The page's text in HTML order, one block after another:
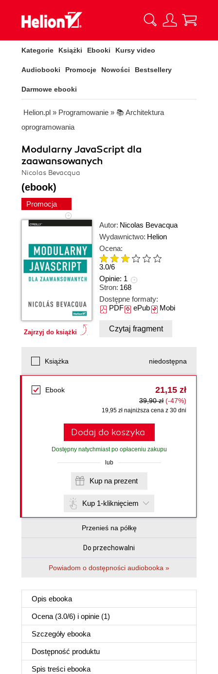
Kategorie Książki Ebooki Kursy video
Audiobooki Promocje Nowości Bestsellery
Darmowe ebooki
Helion.pl » Programowanie » 📚 Architektura
oprogramowania
Modularny JavaScript dla
zaawansowanych
Nicolas Bevacqua
(ebook)
Promocja
Zajrzyj do książki
Autor: Nicolas Bevacqua
Wydawnictwo: Helion
Ocena:
3.0/6
Opinie: 1
Stron: 168
Dostępne formaty:
PDFePubMobi
Czytaj fragment
Książka niedostępna
Ebook 21,15 zł
39,90 zł (-47%)
19,95 zł najniższa cena z 30 dni
Dodaj do koszyka
Dostępny natychmiast po opłaceniu zakupu
lub
Kup na prezent
Kup 1-kliknięciem
Przenieś na półkę
Do przechowalni
Powiadom o dostępności audiobooka »
Opis ebooka
Ocena (3.0/6) i opinie (1)
Szczegóły ebooka
Dostępność produktu
Spis treści ebooka